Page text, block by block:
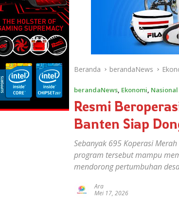
Beranda berandaNews
berandaNews, Ekonomi, Nasional
Resmi
Banten Siap
Sebanyak 695 Koperasi
program tersebut mampu
mendorong pertumbuhan
Ara
Mei 17, 2026